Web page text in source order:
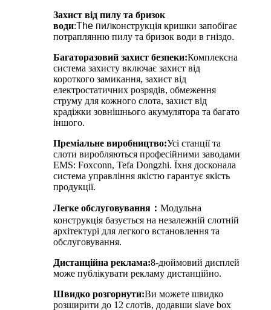
Захист від пилу та бризок
води:The пилконструкція кришки запобігає
потраплянню пилу та бризок води в гніздо.
Багаторазовий захист безпеки:Комплексна
система захисту включає захист від
короткого замикання, захист від
електростатичних розрядів, обмеження
струму для кожного слота, захист від
крадіжки зовнішнього акумулятора та багато
іншого.
Преміальне виробництво:Усі станції та
слоти виробляються професійними заводами
EMS: Foxconn, Tefa Dongzhi. Їхня досконала
система управління якістю гарантує якість
продукції.
Легке обслуговування ： Модульна
конструкція базується на незалежній слотній
архітектурі для легкого встановлення та
обслуговування.
Дистанційна реклама:8-дюймовий дисплей
може публікувати рекламу дистанційно.
Швидко розгорнути:Ви можете швидко
розширити до 12 слотів, додавши slave box